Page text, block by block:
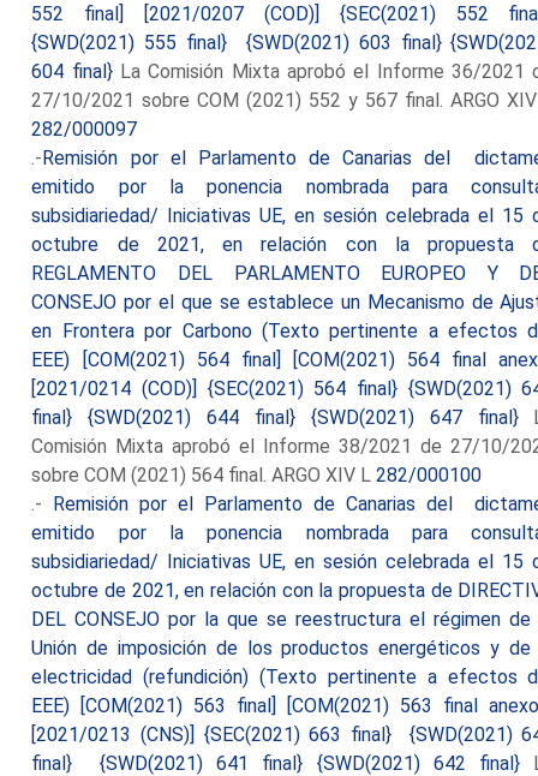
552 final] [2021/0207 (COD)] {SEC(2021) 552
{SWD(2021) 555 final} {SWD(2021) 603 final}
604 final}La Comisión Mixta aprobó el Informe 36/2021
27/10/2021 sobre COM (2021) 552 y 567 final. ARGO
282/000097
.-Remisión por el Parlamento de Canarias del
emitido por la ponencia nombrada para
subsidiariedad/ Iniciativas UE, en sesión celebrada el 15
octubre de 2021, en relación con la propuesta
REGLAMENTO DEL PARLAMENTO EUROPEO Y
CONSEJO por el que se establece un Mecanismo de
en Frontera por Carbono (Texto pertinente a efectos
EEE) [COM(2021) 564 final] [COM(2021) 564 final
[2021/0214 (COD)] {SEC(2021) 564 final} {SWD(2021)
final} {SWD(2021) 644 final} {SWD(2021) 647 final}
Comisión Mixta aprobó el Informe 38/2021 de 27/10/
sobre COM (2021) 564 final. ARGO XIV L282/000100
.- Remisión por el Parlamento de Canarias del
emitido por la ponencia nombrada para
subsidiariedad/ Iniciativas UE, en sesión celebrada el 15
octubre de 2021, en relación con la propuesta de
DEL CONSEJO por la que se reestructura el régimen de
Unión de imposición de los productos energéticos y de
electricidad (refundición) (Texto pertinente a efectos
EEE) [COM(2021) 563 final] [COM(2021) 563 final
[2021/0213 (CNS)] {SEC(2021) 663 final} {SWD(2021)
final} {SWD(2021) 641 final} {SWD(2021) 642 final}